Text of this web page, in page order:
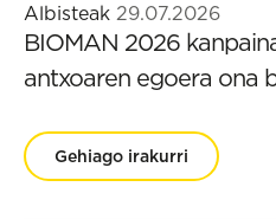
Albisteak 29.07.2026
BIOMAN 2026
antxoaren egoera ona
Gehiago irakurri